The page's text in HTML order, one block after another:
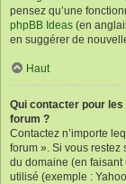
pensez qu’une
phpBB Ideas (en
en suggérer de
Haut
Qui contacter pour
forum ?
Contactez n’importe
forum ». Si vous
du domaine (en faisant
utilisé (exemple :